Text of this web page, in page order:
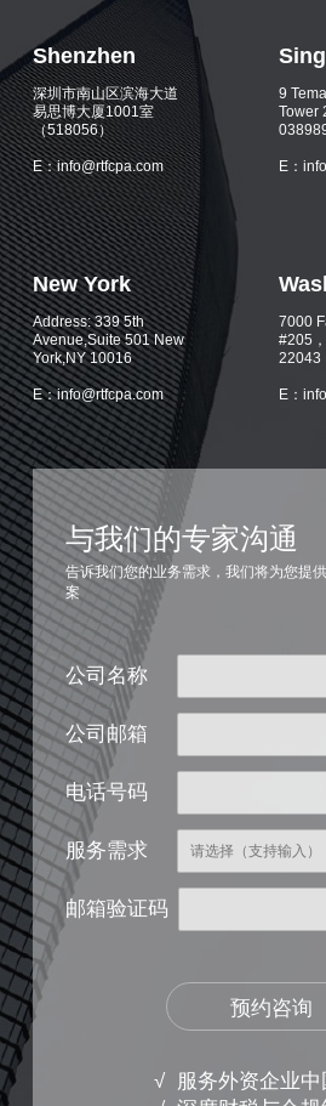
Shenzhen
深圳市南山区滨海大道
易思博大厦1001室
（518056）
E：info@rtfcpa.com
9
Tower
E：
New York
Address: 339 5th
Avenue,Suite 501 New
York,NY 10016
E：info@rtfcpa.com
7000
#205
22043
E：
与我们的专家沟通
告诉我们您的业务需求，我们将为您提
案
公司名称
公司邮箱
电话号码
服务需求
邮箱验证码
预约咨询
√ 服务外资企业中